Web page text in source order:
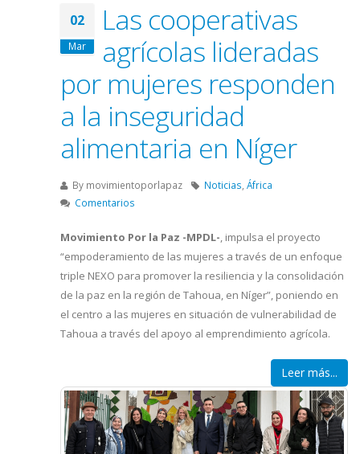
02
Mar
Las cooperativas
agrícolas lideradas
por mujeres responden
a la inseguridad
alimentaria en Níger
By movimientoporlapaz Noticias África
Comentarios
Movimiento Por la Paz -MPDL-, impulsa el proyecto
“empoderamiento de las mujeres a través de un enfoque
triple NEXO para promover la resiliencia y la consolidación
de la paz en la región de Tahoua, en Níger”, poniendo en
el centro a las mujeres en situación de vulnerabilidad de
Tahoua a través del apoyo al emprendimiento agrícola.
Leer más...